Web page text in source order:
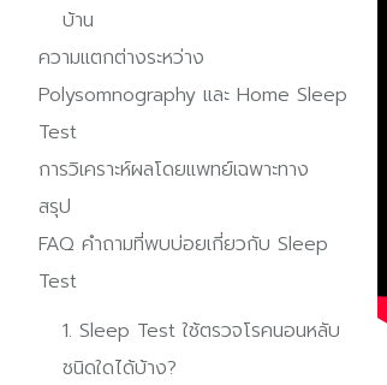
บ้าน
ความแตกต่างระหว่าง
Polysomnography และ Home Sleep
Test
การวิเคราะห์ผลโดยแพทย์เฉพาะทาง
สรุป
FAQ คำถามที่พบบ่อยเกี่ยวกับ Sleep
Test
1. Sleep Test ใช้ตรวจโรคนอนหลับ
ชนิดใดได้บ้าง?